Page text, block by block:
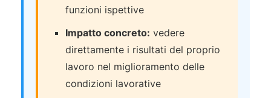
funzioni ispettive
Impatto concreto: vedere
direttamente i risultati del proprio
lavoro nel miglioramento delle
condizioni lavorative